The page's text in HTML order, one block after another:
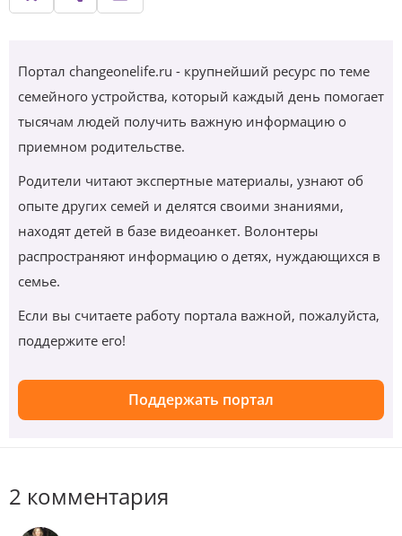
Портал changeonelife.ru - крупнейший ресурс по теме
семейного устройства, который каждый день помогает
тысячам людей получить важную информацию о
приемном родительстве.
Родители читают экспертные материалы, узнают об
опыте других семей и делятся своими знаниями,
находят детей в базе видеоанкет. Волонтеры
распространяют информацию о детях, нуждающихся в
семье.
Если вы считаете работу портала важной, пожалуйста,
поддержите его!
Поддержать портал
2 комментария